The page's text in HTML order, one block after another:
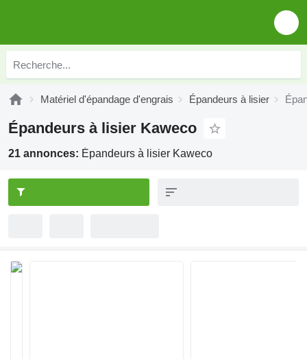
Matériel d'épandage d'engrais Épandeurs à lisier
Épandeurs à lisier Kaweco
21 annonces: Épandeurs à lisier Kaweco